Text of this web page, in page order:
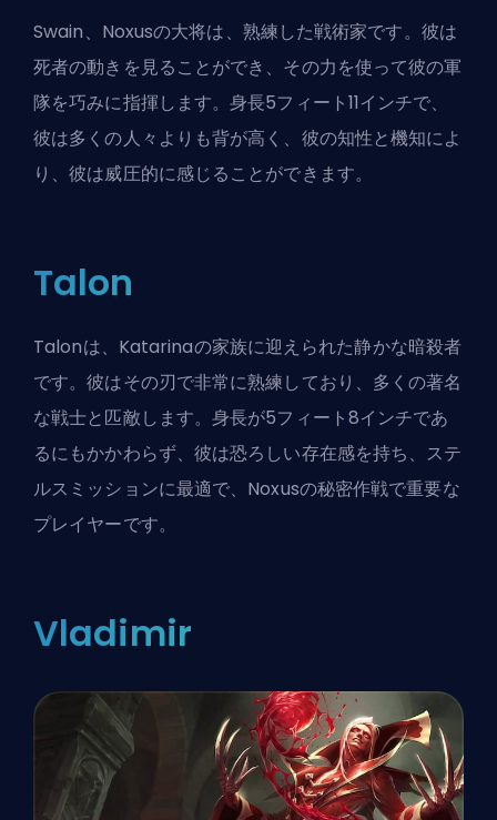
Swain、Noxusの大将は、熟練した戦術家です。彼は
死者の動きを見ることができ、その力を使って彼の軍
隊を巧みに指揮します。身長5フィート11インチで、
彼は多くの人々よりも背が高く、彼の知性と機知によ
り、彼は威圧的に感じることができます。
Talon
Talonは、Katarinaの家族に迎えられた静かな暗殺者
です。彼はその刃で非常に熟練しており、多くの著名
な戦士と匹敵します。身長が5フィート8インチであ
るにもかかわらず、彼は恐ろしい存在感を持ち、ステ
ルスミッションに最適で、Noxusの秘密作戦で重要な
プレイヤーです。
Vladimir